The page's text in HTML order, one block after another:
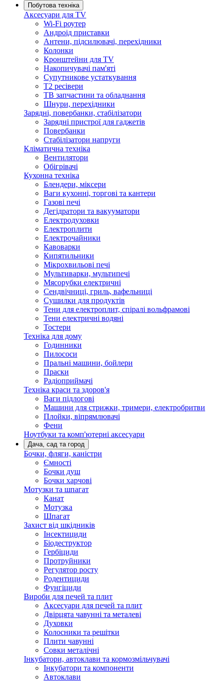
Побутова техніка
Аксесуари для TV
Wi-Fi роутер
Андроід приставки
Антени, підсилювачі, перехідники
Колонки
Кронштейни для TV
Накопичувачі пам'яті
Супутникове устаткування
Т2 ресівери
ТВ запчастини та обладнання
Шнури, перехідники
Зарядні, повербанки, стабілізатори
Зарядні пристрої для гаджетів
Повербанки
Стабілізатори напруги
Кліматична техніка
Вентилятори
Обігрівачі
Кухонна техніка
Блендери, міксери
Ваги кухонні, торгові та кантери
Газові печі
Дегідратори та вакууматори
Електродуховки
Електроплити
Електрочайники
Кавоварки
Кипятильники
Мікрохвильові печі
Мультиварки, мультипечі
Мясорубки електричні
Сендвічниці, гриль, вафельниці
Сушилки для продуктів
Тени для електроплит, спіралі вольфрамові
Тени електричні водяні
Тостери
Техніка для дому
Годинники
Пилососи
Пральні машини, бойлери
Праски
Радіоприймачі
Техніка краси та здоров'я
Ваги підлогові
Машини для стрижки, тримери, електробритви
Плойки, віпрямлювачі
Фени
Ноутбуки та комп'ютерні аксесуари
Дача, сад та город
Бочки, фляги, каністри
Ємності
Бочки душ
Бочки харчові
Мотузки та шпагат
Канат
Мотузка
Шпагат
Захист від шкідників
Інсектициди
Біодеструктор
Гербіциди
Протруйники
Регулятор росту
Родентициди
Фунгіциди
Вироби для печей та плит
Аксесуари для печей та плит
Двірцята чавунні та металеві
Духовки
Колосники та решітки
Плити чавунні
Совки металічні
Інкубатори, автоклави та кормозмільчувачі
Інкубатори та компоненти
Автоклави